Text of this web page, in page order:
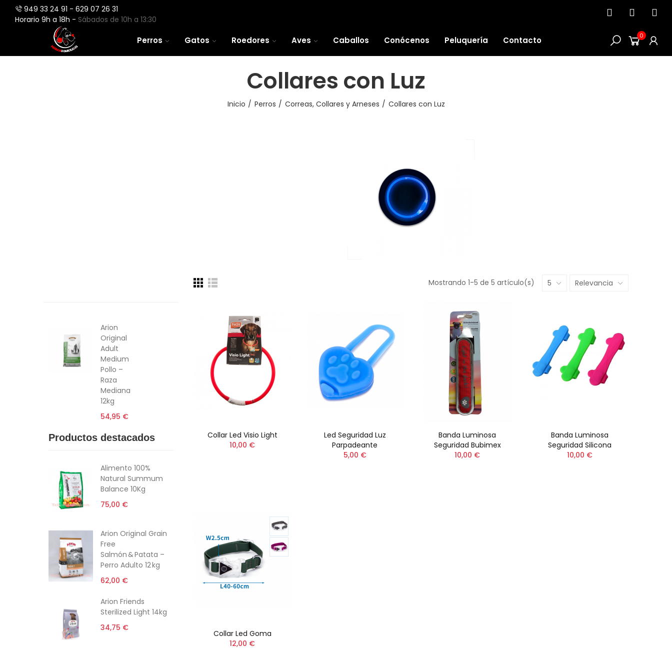
949 33 24 91 - 629 07 26 31
Horario 9h a 18h - Sábados de 10h a 13:30
Perros Gatos Roedores Aves Caballos Conócenos Peluquería Contacto 0
Collares con Luz
Inicio Perros Correas, Collares y Arneses Collares con Luz
Mostrando 1-5 de 5 artículo(s) 5 Relevancia
Collar Led Visio Light
10,00 €
Led Seguridad Luz
Parpadeante
5,00 €
Banda Luminosa
Seguridad Bubimex
10,00 €
Banda Luminosa
Seguridad Silicona
10,00 €
Collar Led Goma
12,00 €
Arion
Original
Adult
Medium
Pollo –
Raza
Mediana
12kg
54,95 €
Productos destacados
Alimento 100%
Natural Summum
Balance 10Kg
75,00 €
Arion Original Grain
Free
Salmón & Patata –
Perro Adulto 12 kg
62,00 €
Arion Friends
Sterilized Light 14kg
34,75 €